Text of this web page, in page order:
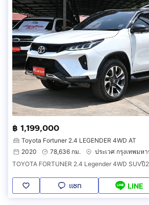
฿ 1,199,000
Toyota Fortuner 2.4 LEGENDER 4WD AT
2020
78,636 กม.
ประเวศ กรุงเทพมห
TOYOTA FORTUNER 2.4 Legender 4WD SUVปี
แชท LINE